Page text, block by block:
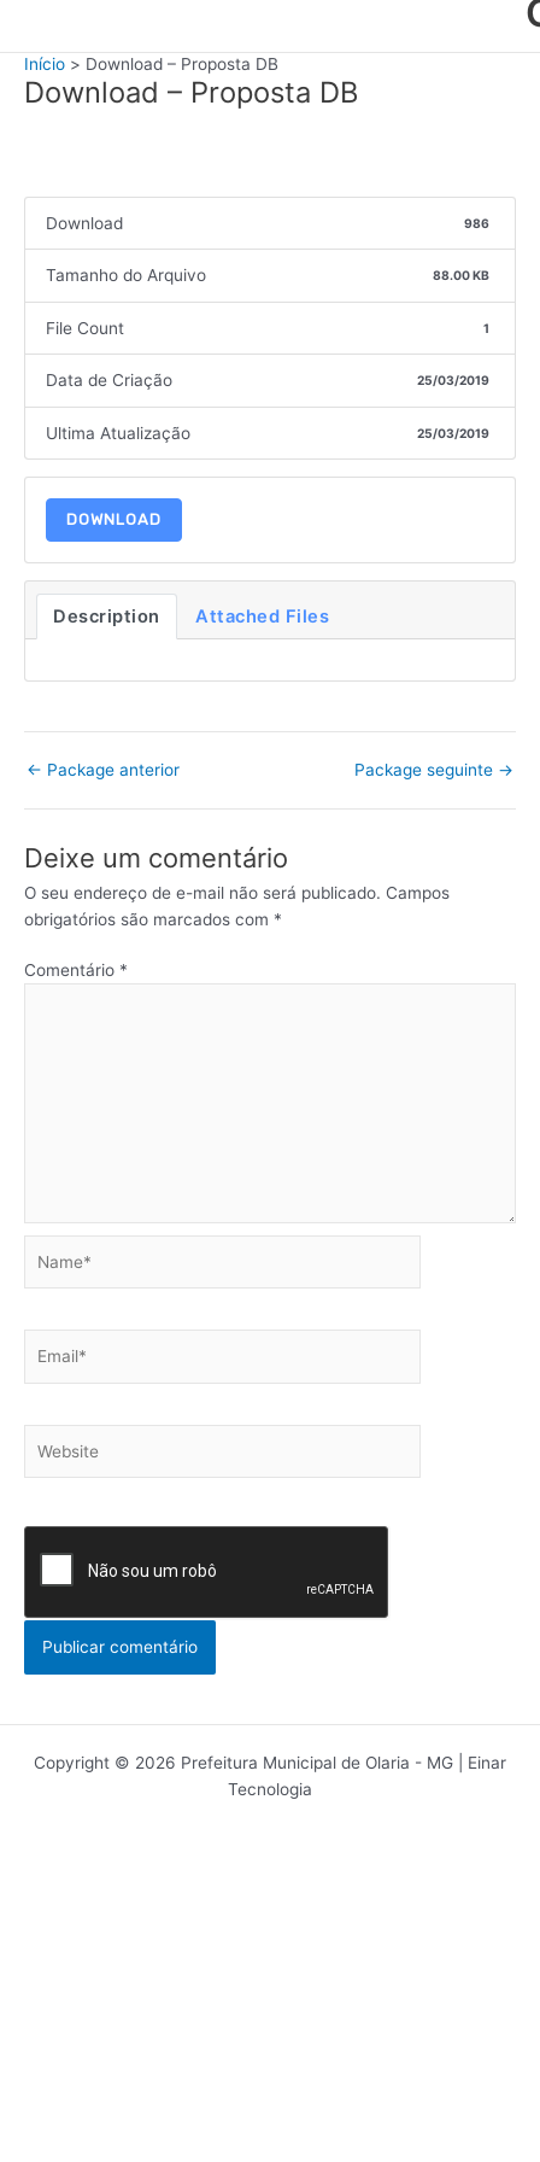
Início Download – Proposta DB
Download – Proposta DB
Download 986
Tamanho do Arquivo 88.00 KB
File Count 1
Data de Criação 25/03/2019
Ultima Atualização 25/03/2019
DOWNLOAD
Description Attached Files
← Package anterior Package seguinte →
Deixe um comentário
O seu endereço de e-mail não será publicado. Campos
obrigatórios são marcados com *
Comentário *
Copyright © 2026 Prefeitura Municipal de Olaria - MG | Einar
Tecnologia